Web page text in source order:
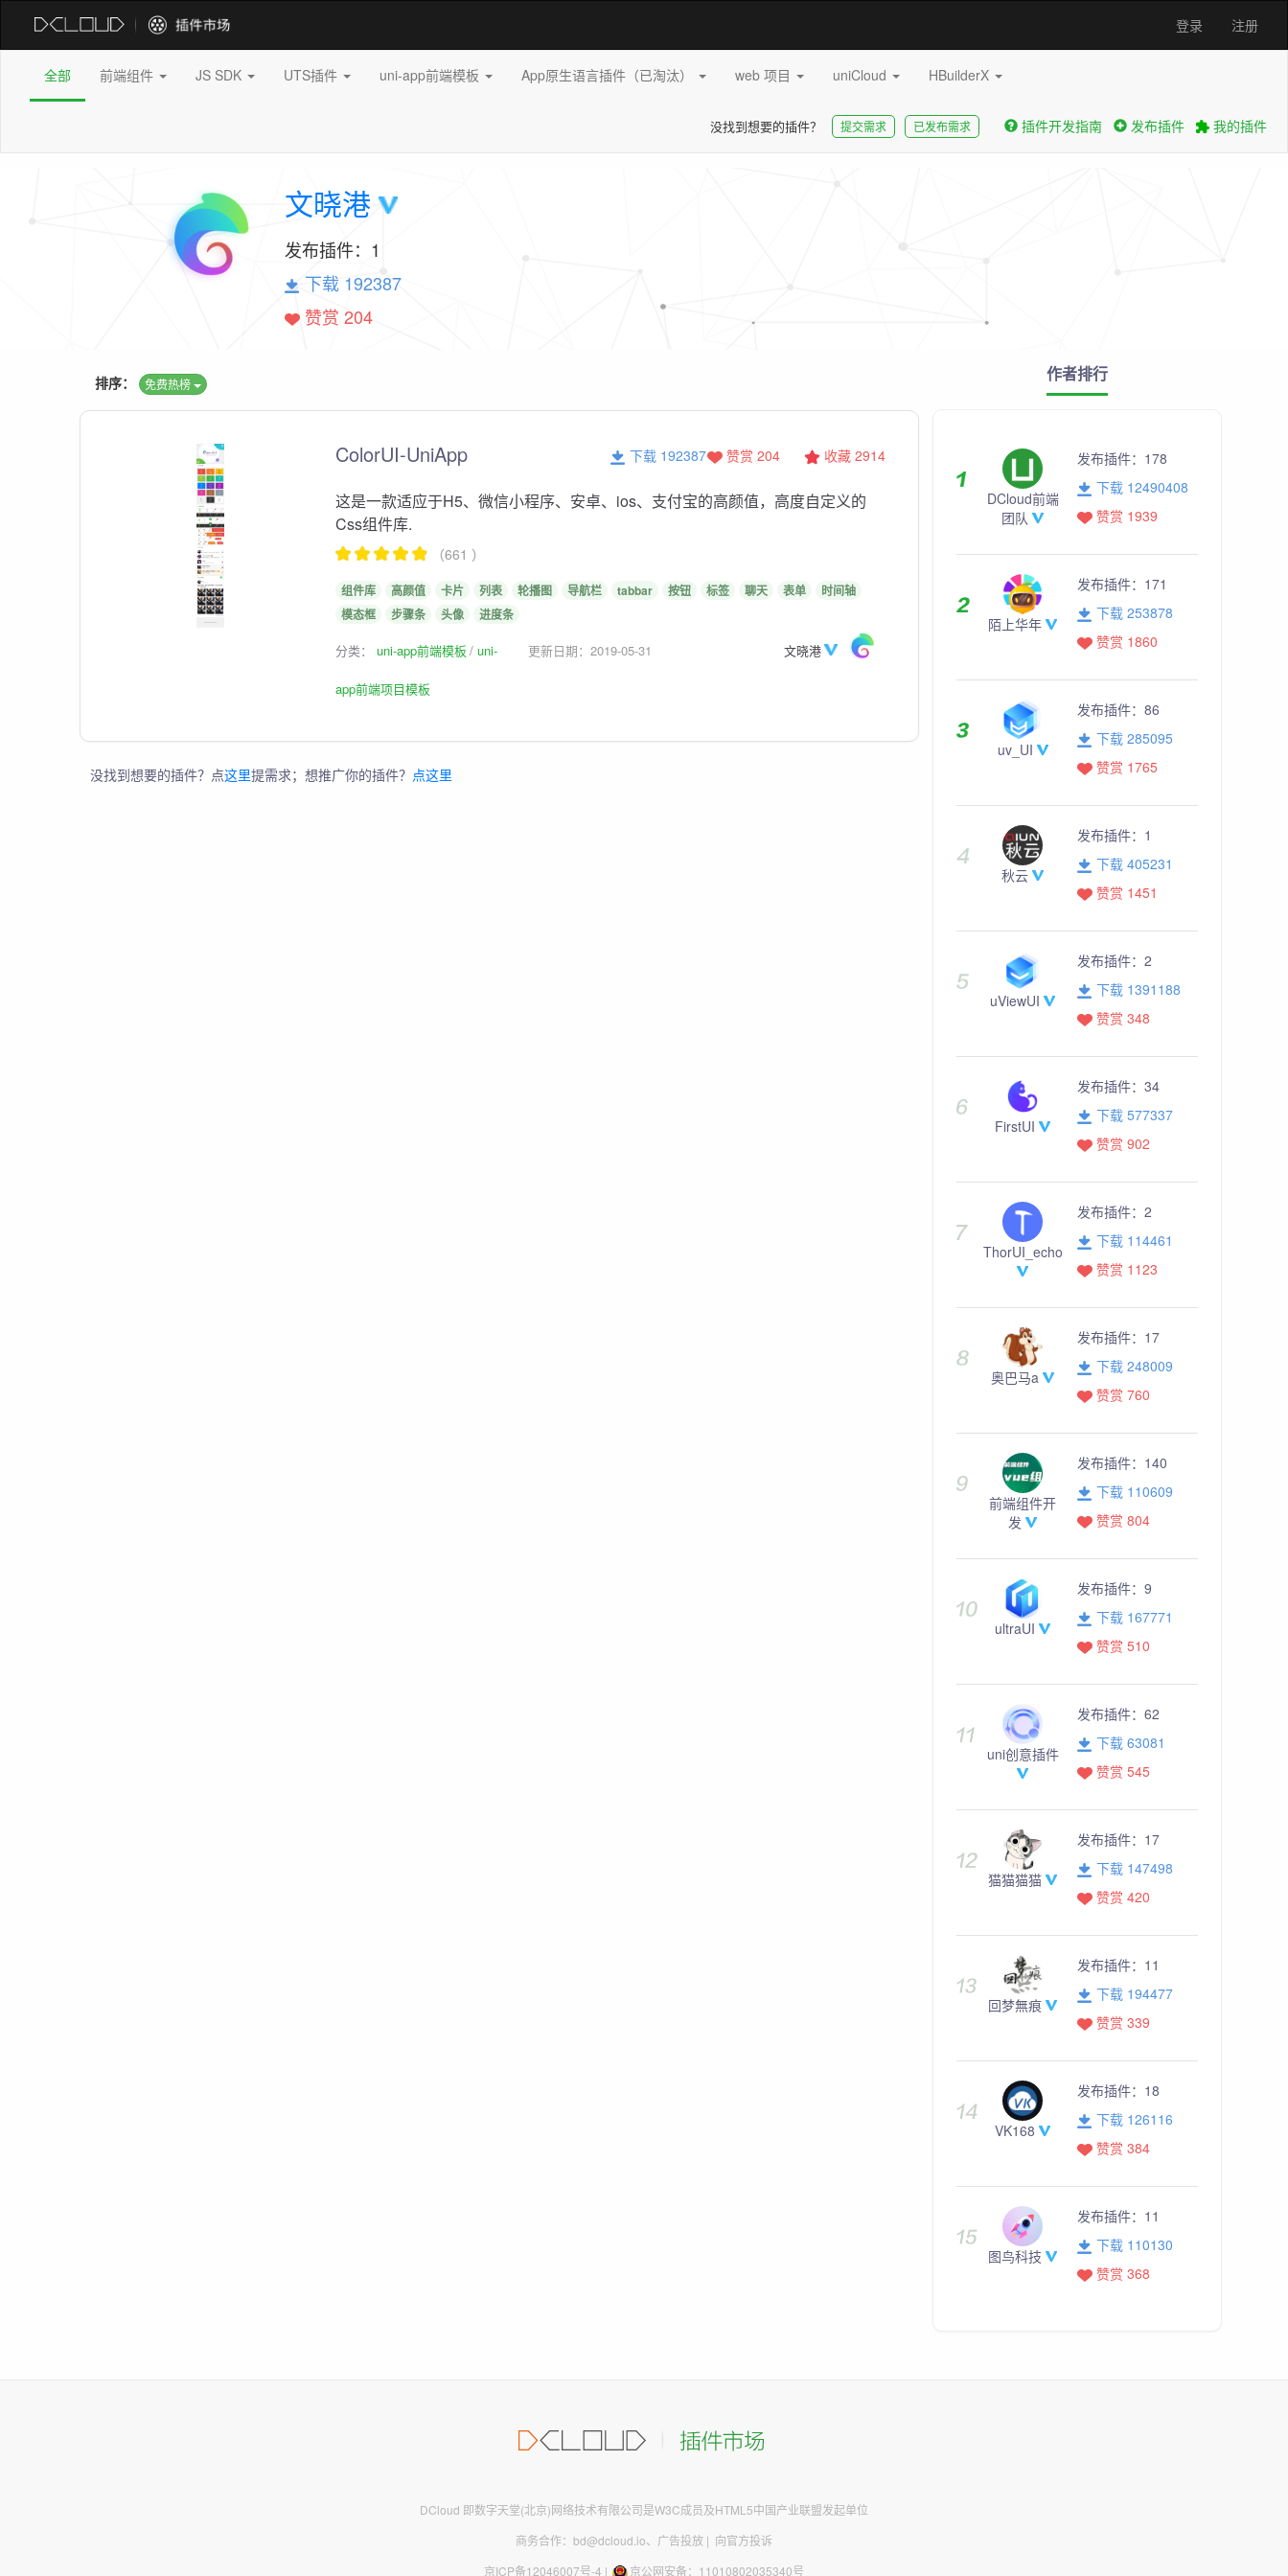
登录 注册
全部 前端组件 JS SDK UTS插件 uni-app前端模板 App原生语言插件（已淘汰） web 项目 uniCloud HBuilderX
没找到想要的插件？ 提交需求 已发布需求 插件开发指南 发布插件 我的插件
文晓港
发布插件： 1
下载 192387
赞赏 204
排序： 免费热榜
ColorUI-UniApp 收藏 2914
赞赏 204
下载 192387
这是一款适应于H5、微信小程序、安卓、ios、支付宝的高颜值，高度自定义的
Css组件库.
（661 ）
组件库 高颜值 卡片 列表 轮播图 导航栏 tabbar 按钮 标签 聊天 表单
时间轴
模态框
步骤条 头像 进度条
分类： uni-app前端模板 uni-
app前端项目模板
更新日期：2019-05-31 文晓港
没找到想要的插件？点这里提需求；想推广你的插件？ 点这里
作者排行
DCloud前端
团队
发布插件： 178
下载 12490408
赞赏 1939
陌上华年
发布插件： 171
下载 253878
赞赏 1860
uv_UI
发布插件： 86
下载 285095
赞赏 1765
秋云
发布插件： 1
下载 405231
赞赏 1451
uViewUI
发布插件： 2
下载 1391188
赞赏 348
FirstUI
发布插件： 34
下载 577337
赞赏 902
ThorUI_echo
发布插件： 2
下载 114461
赞赏 1123
奥巴马a
发布插件： 17
下载 248009
赞赏 760
前端组件开
发
发布插件： 140
下载 110609
赞赏 804
ultraUI
发布插件： 9
下载 167771
赞赏 510
uni创意插件
发布插件： 62
下载 63081
赞赏 545
猫猫猫猫
发布插件： 17
下载 147498
赞赏 420
回梦無痕
发布插件： 11
下载 194477
赞赏 339
VK168
发布插件： 18
下载 126116
赞赏 384
图鸟科技
发布插件： 11
下载 110130
赞赏 368
DCloud 即数字天堂(北京)网络技术有限公司是W3C成员及HTML5中国产业联盟发起单位
商务合作：bd@dcloud.io、 广告投放 | 向官方投诉
京ICP备12046007号-4 | 京公网安备：11010802035340号